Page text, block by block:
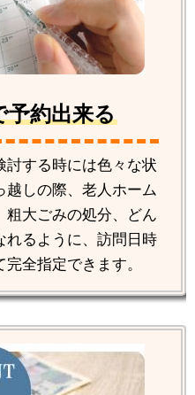
予約出来る
討する時には色々な状
越しの際、老人ホーム
粗大ごみの処分、どん
れるように、訪問日時
全指定できます。